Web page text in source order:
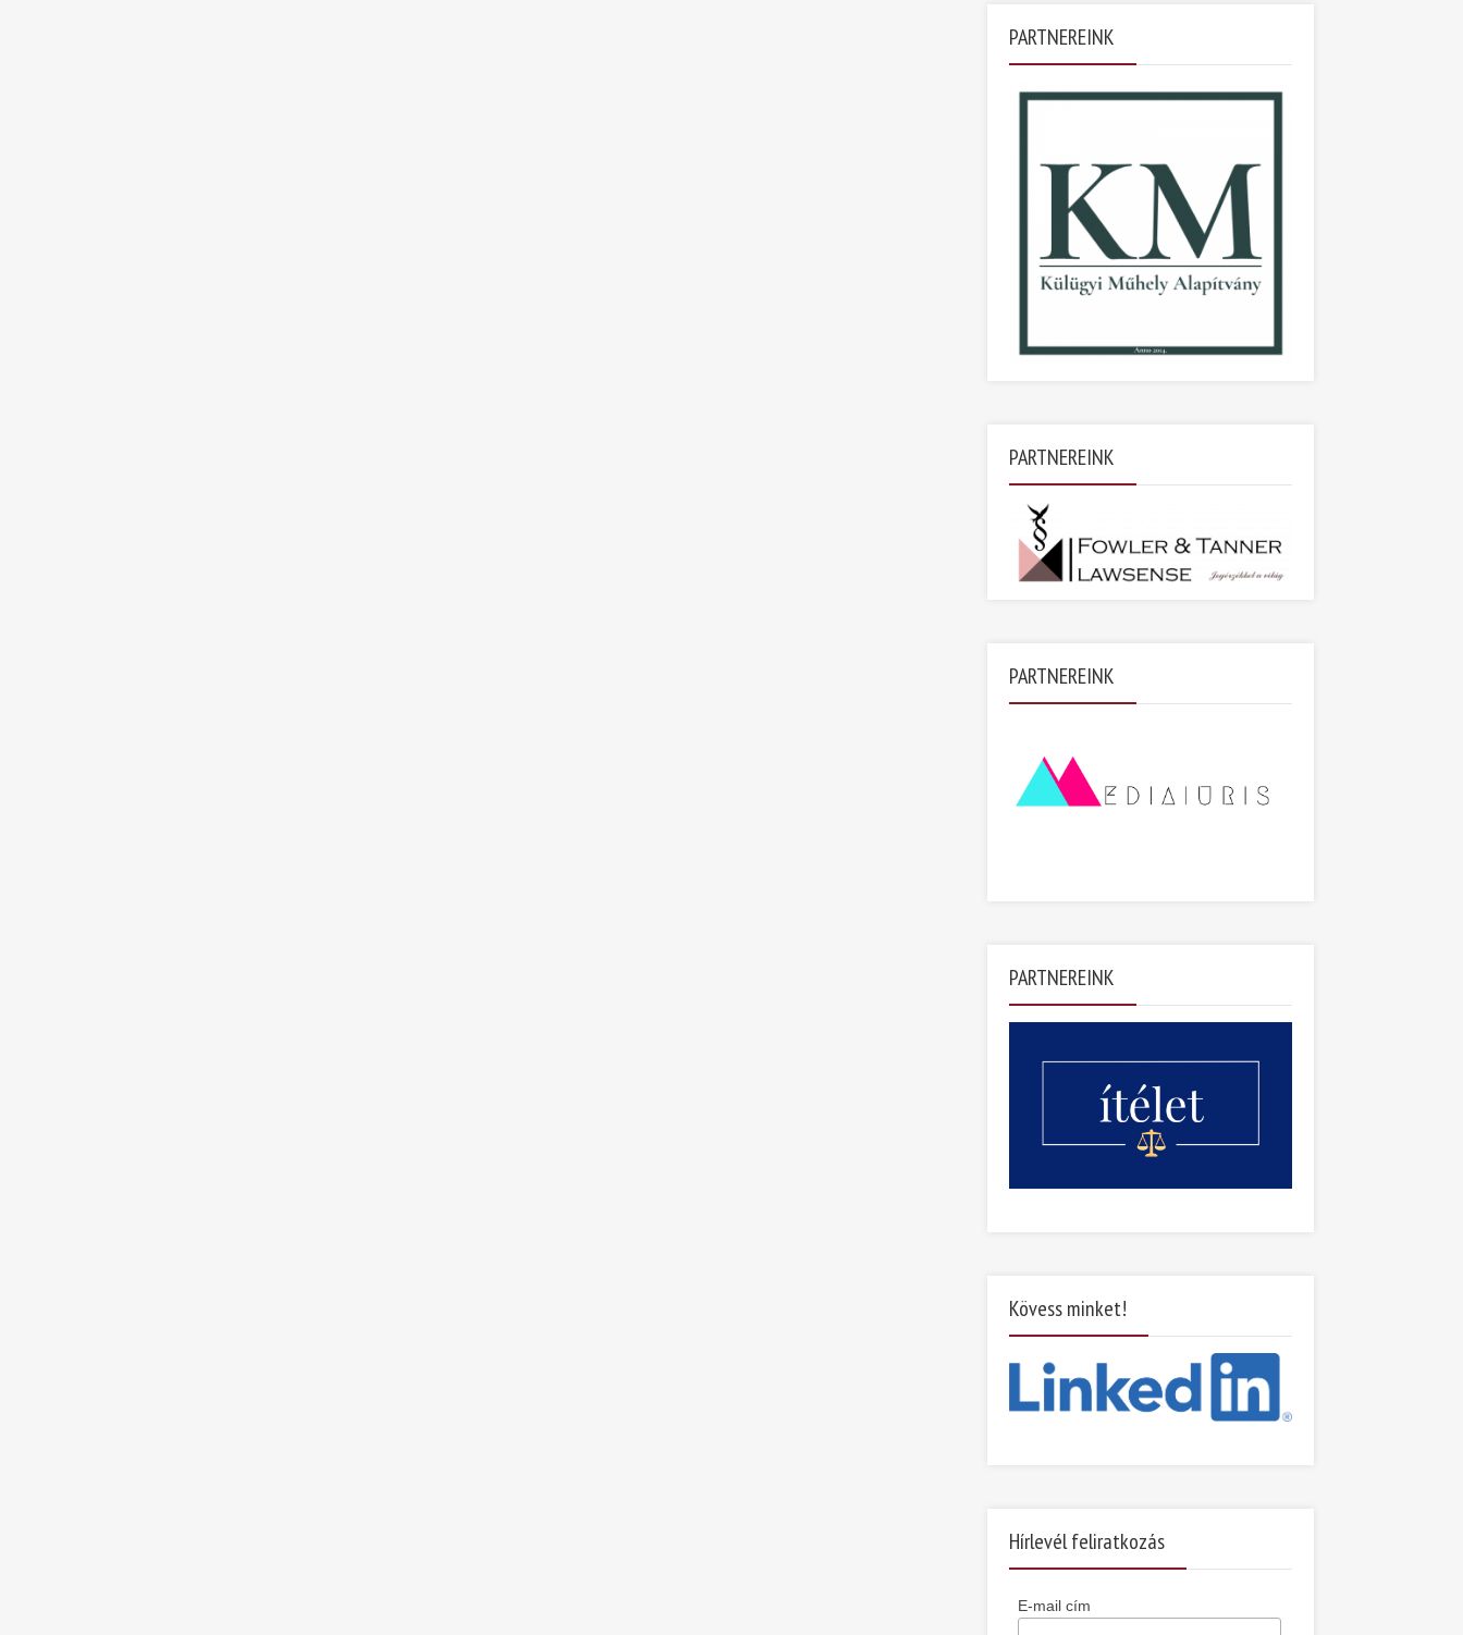
PARTNEREINK
PARTNEREINK
PARTNEREINK
PARTNEREINK
Kövess minket!
Hírlevél feliratkozás
E-mail cím